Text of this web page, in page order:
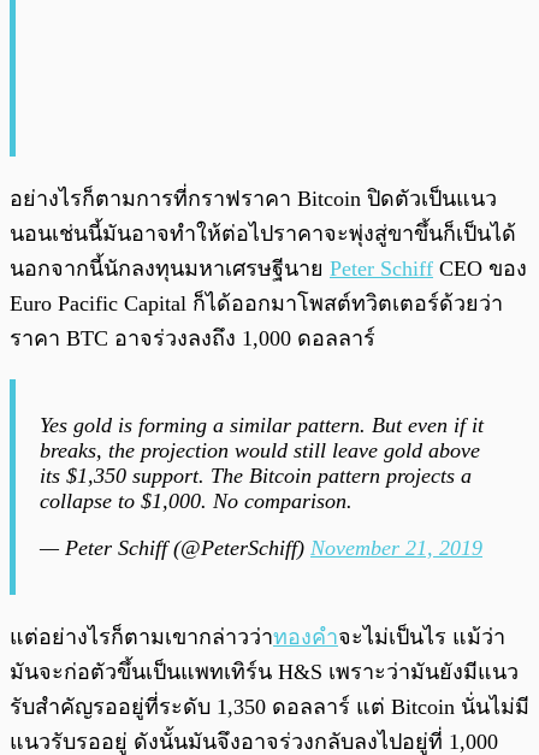
อย่างไรก็ตามการที่กราฟราคา Bitcoin ปิดตัวเป็นแนว
นอนเช่นนี้มันอาจทำให้ต่อไปราคาจะพุ่งสู่ขาขึ้นก็เป็นได้
นอกจากนี้นักลงทุนมหาเศรษฐีนาย Peter Schiff CEO ของ
Euro Pacific Capital ก็ได้ออกมาโพสต์ทวิตเตอร์ด้วยว่า
ราคา BTC อาจร่วงลงถึง 1,000 ดอลลาร์
Yes gold is forming a similar pattern. But even if it
breaks, the projection would still leave gold above
its $1,350 support. The Bitcoin pattern projects a
collapse to $1,000. No comparison.
— Peter Schiff (@PeterSchiff) November 21, 2019
แต่อย่างไรก็ตามเขากล่าวว่าทองคำจะไม่เป็นไร แม้ว่า
มันจะก่อตัวขึ้นเป็นแพทเทิร์น H&S เพราะว่ามันยังมีแนว
รับสำคัญรออยู่ที่ระดับ 1,350 ดอลลาร์ แต่ Bitcoin นั่นไม่มี
แนวรับรออยู่ ดังนั้นมันจึงอาจร่วงกลับลงไปอยู่ที่ 1,000